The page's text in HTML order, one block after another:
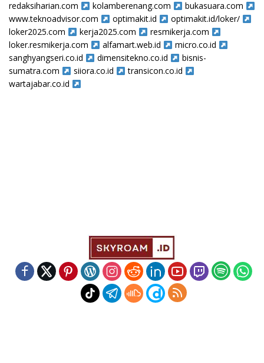
redaksiharian.com
kolamberenang.com
bukasuara.com
www.teknoadvisor.com
optimakit.id
optimakit.id/loker/
loker2025.com
kerja2025.com
resmikerja.com
loker.resmikerja.com
alfamart.web.id
micro.co.id
sanghyangseri.co.id
dimensitekno.co.id
bisnis-
sumatra.com
siiora.co.id
transicon.co.id
wartajabar.co.id